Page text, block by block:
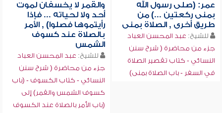
عمر: (صلى رسول الله
بمنى ركعتين ...) من
طريق أخرى , الصلاة بمنى
للشيخ: عبد المحسن العباد
جزء من محاضرة ( شرح سنن
النسائي - كتاب تقصير الصلاة
في السفر - باب الصلاة بمنى)
والقمر لا يخسفان لموت
أحد ولا لحياته ... فإذا
رأيتموها فصلوا) , الأمر
بالصلاة عند كسوف
الشمس
للشيخ: عبد المحسن العباد
جزء من محاضرة ( شرح سنن
النسائي - كتاب الكسوف - (باب
كسوف الشمس والقمر) إلى
(باب الأمر بالصلاة عند الكسوف